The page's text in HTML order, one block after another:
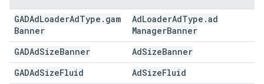
GADAdLoaderAdType . gam
Banner
AdLoaderAdType .ad
ManagerBanner
GADAdSizeBanner AdSizeBanner
GADAdSizeFluid AdSizeFluid